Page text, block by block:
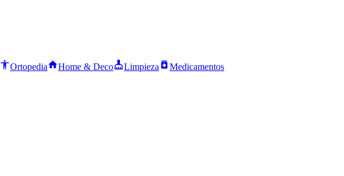
Ortopedia Home & Deco Limpieza Medicamentos